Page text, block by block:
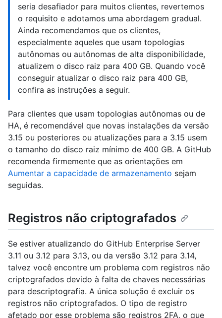
seria desafiador para muitos clientes, revertemos
o requisito e adotamos uma abordagem gradual.
Ainda recomendamos que os clientes,
especialmente aqueles que usam topologias
autônomas ou autônomas de alta disponibilidade,
atualizem o disco raiz para 400 GB. Quando você
conseguir atualizar o disco raiz para 400 GB,
confira as instruções a seguir.
Para clientes que usam topologias autônomas ou de
HA, é recomendável que novas instalações da versão
3.15 ou posteriores ou atualizações para a 3.15 usem
o tamanho do disco raiz mínimo de 400 GB. A GitHub
recomenda firmemente que as orientações em
Aumentar a capacidade de armazenamento sejam
seguidas.
Registros não criptografados
Se estiver atualizando do GitHub Enterprise Server
3.11 ou 3.12 para 3.13, ou da versão 3.12 para 3.14,
talvez você encontre um problema com registros não
criptografados devido à falta de chaves necessárias
para descriptografia. A única solução é excluir os
registros não criptografados. O tipo de registro
afetado por esse problema são registros 2FA, o que